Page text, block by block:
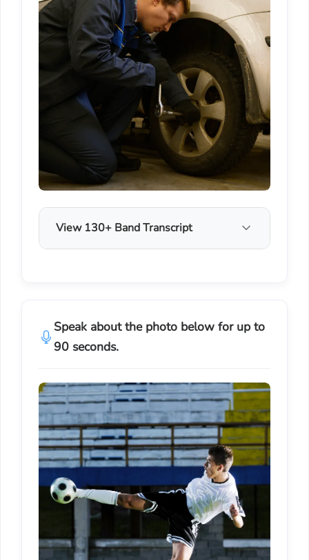
View 130+ Band Transcript
Speak about the photo below for up to
90 seconds.